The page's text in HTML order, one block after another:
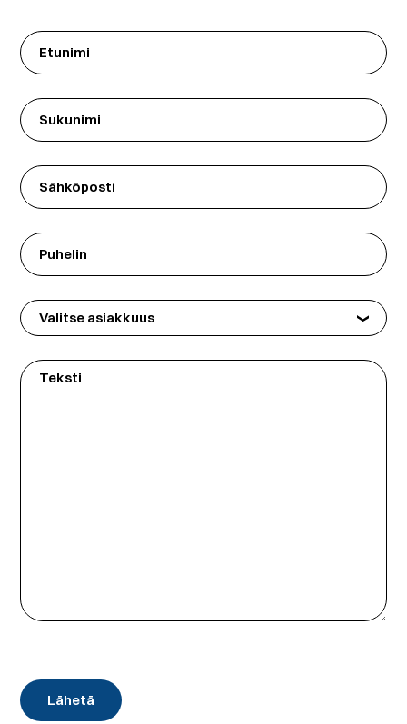
Etunimi
(Required)
Sukunimi
Sähköposti
Puhelin
Valitse
asiakkuus
Teksti